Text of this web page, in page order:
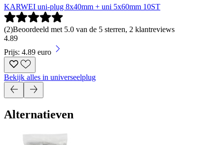
KARWEI uni-plug 8x40mm + uni 5x60mm 10ST
(2)Beoordeeld met 5.0 van de 5 sterren, 2 klantreviews
4.89
Prijs: 4.89 euro
Bekijk alles in universeelplug
Alternatieven